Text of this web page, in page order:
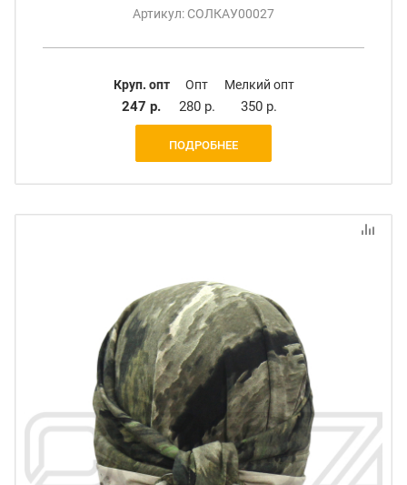
Артикул: СОЛКАУ00027
Круп. опт
247 р.
Опт
280 р.
Мелкий опт
350 р.
ПОДРОБНЕЕ